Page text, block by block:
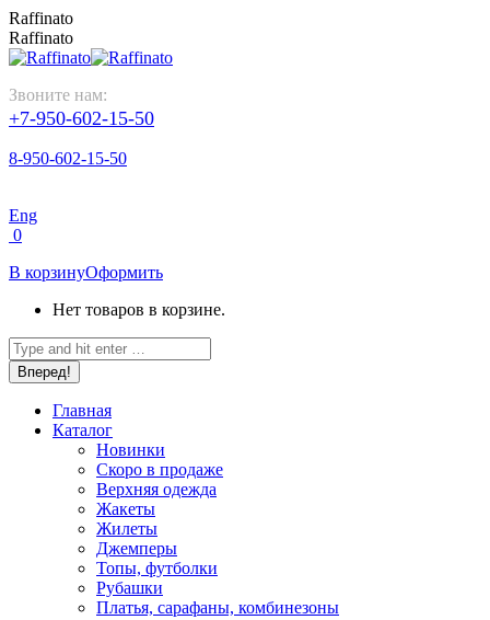
Перейти
к
содержанию
Raffinato
Raffinato
Звоните нам:
+7-950-602-15-50
8-950-602-15-50
Eng
0
В корзинуОформить
Нет товаров в корзине.
Поиск:
Главная
Каталог
Новинки
Скоро в продаже
Верхняя одежда
Жакеты
Жилеты
Джемперы
Топы, футболки
Рубашки
Платья, сарафаны, комбинезоны